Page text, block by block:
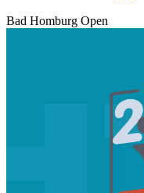
Bad Homburg Open